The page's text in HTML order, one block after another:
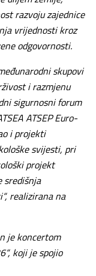
razvoju zajednice
vrijednosti kroz
odgovornosti.
skupovi
i razmjenu
sigurnosni forum
ATSEP Euro-
i projekti
svijesti, pri
projekt
središnja
realizirana na
je koncertom
koji je spojio